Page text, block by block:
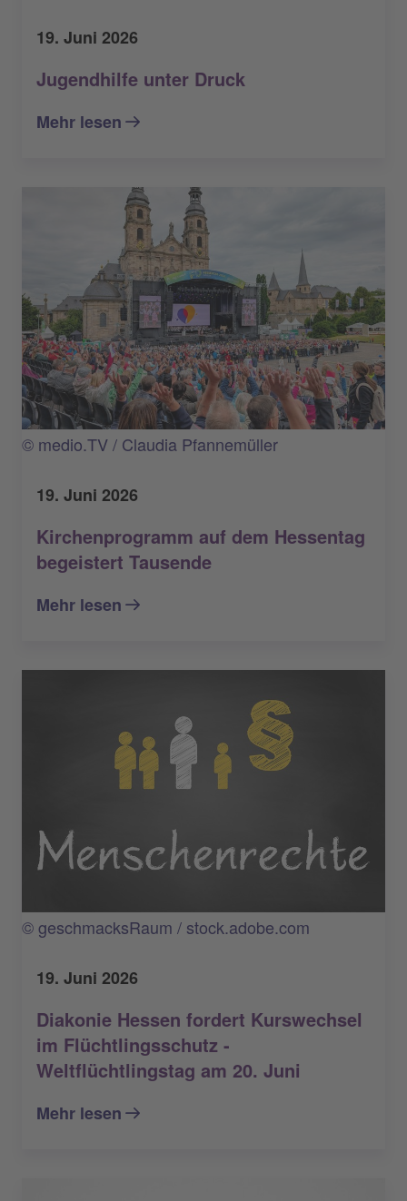
19. Juni 2026
Jugendhilfe unter Druck
Mehr lesen
© medio.TV / Claudia Pfannemüller
19. Juni 2026
Kirchenprogramm auf dem Hessentag
begeistert Tausende
Mehr lesen
© geschmacksRaum / stock.adobe.com
19. Juni 2026
Diakonie Hessen fordert Kurswechsel
im Flüchtlingsschutz -
Weltflüchtlingstag am 20. Juni
Mehr lesen